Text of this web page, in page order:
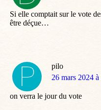
Si elle comptait sur le vote
être déçue…
pilo
dit
26 mars 2024
on verra le jour du vote